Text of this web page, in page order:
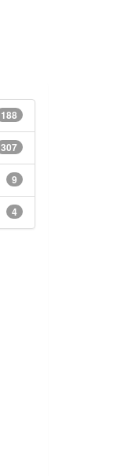
188
307
9
4